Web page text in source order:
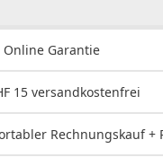
Online Garantie
15 versandkostenfrei
Rechnungskauf +